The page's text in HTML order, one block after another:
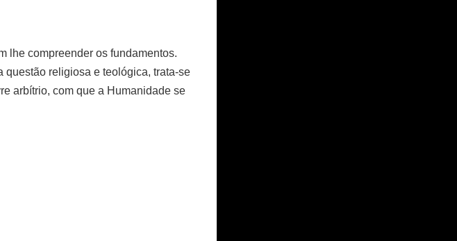
lhe compreender os fundamentos.
questão religiosa e teológica, trata-se
arbítrio, com que a Humanidade se